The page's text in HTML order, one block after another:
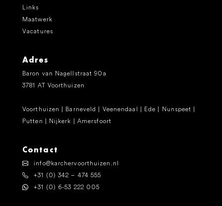
Links
Maatwerk
Vacatures
Adres
Baron van Nagellstraat 90a
3781 AT Voorthuizen
Voorthuizen | Barneveld | Veenendaal | Ede | Nunspeet |
Putten | Nijkerk | Amersfoort
Contact
info@karchervoorthuizen.nl
+31 (0) 342 – 474 555
+31 (0) 6-53 222 005